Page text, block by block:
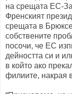
на срещата ЕС-
Френският
срещата в
собствените
посочи, че ЕС
дейността си и
в който ако
филиите, накрая